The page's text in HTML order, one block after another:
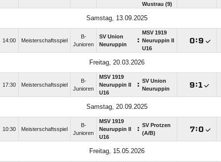
Wustrau (9)
Samstag, 13.09.2025
14:00 Meisterschaftsspiel
B-
Junioren
SV Union
Neuruppin
:
MSV 1919
Neuruppin II
U16
:
Freitag, 20.03.2026
17:30 Meisterschaftsspiel
B-
Junioren
MSV 1919
Neuruppin II
U16
: SV Union
Neuruppin
:
Samstag, 20.09.2025
10:30 Meisterschaftsspiel
B-
Junioren
MSV 1919
Neuruppin II
U16
: SV Protzen
(A/​B)
:
Freitag, 15.05.2026